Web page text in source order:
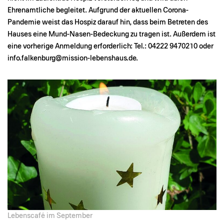
Ehrenamtliche begleitet. Aufgrund der aktuellen Corona-
Pandemie weist das Hospiz darauf hin, dass beim Betreten des
Hauses eine Mund-Nasen-Bedeckung zu tragen ist. Außerdem ist
eine vorherige Anmeldung erforderlich: Tel.: 04222 9470210 oder
info.falkenburg@mission-lebenshaus.de.
Lebenscafé im September